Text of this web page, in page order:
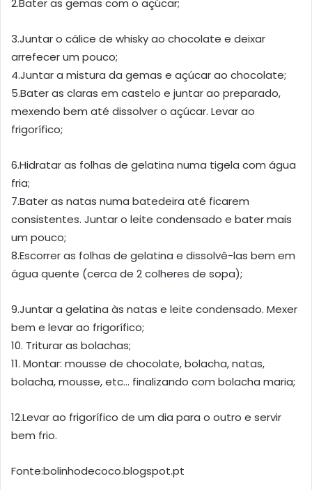
2.Bater as gemas com o açúcar;
3.Juntar o cálice de whisky ao chocolate e deixar
arrefecer um pouco;
4.Juntar a mistura da gemas e açúcar ao chocolate;
5.Bater as claras em castelo e juntar ao preparado,
mexendo bem até dissolver o açúcar. Levar ao
frigorífico;
6.Hidratar as folhas de gelatina numa tigela com água
fria;
7.Bater as natas numa batedeira até ficarem
consistentes. Juntar o leite condensado e bater mais
um pouco;
8.Escorrer as folhas de gelatina e dissolvê-las bem em
água quente (cerca de 2 colheres de sopa);
9.Juntar a gelatina às natas e leite condensado. Mexer
bem e levar ao frigorífico;
10. Triturar as bolachas;
11. Montar: mousse de chocolate, bolacha, natas,
bolacha, mousse, etc… finalizando com bolacha maria;
12.Levar ao frigorífico de um dia para o outro e servir
bem frio.
Fonte:bolinhodecoco.blogspot.pt